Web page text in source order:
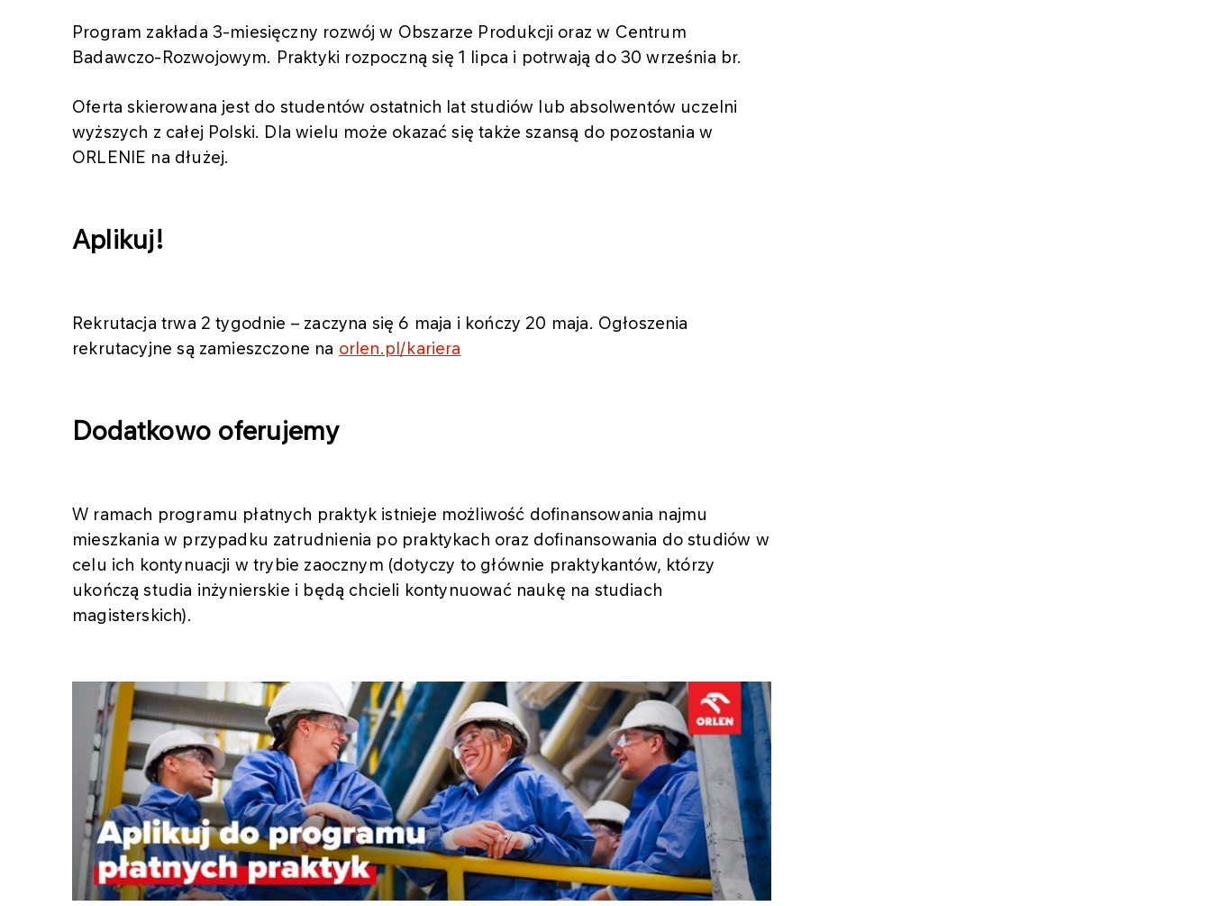
Program zakłada 3-miesięczny rozwój w Obszarze Produkcji oraz w Centrum
Badawczo-Rozwojowym. Praktyki rozpoczną się 1 lipca i potrwają do 30 września br.
Oferta skierowana jest do studentów ostatnich lat studiów lub absolwentów uczelni
wyższych z całej Polski. Dla wielu może okazać się także szansą do pozostania w
ORLENIE na dłużej.
Aplikuj!
Rekrutacja trwa 2 tygodnie – zaczyna się 6 maja i kończy 20 maja. Ogłoszenia
rekrutacyjne są zamieszczone na orlen.pl/kariera
Dodatkowo oferujemy
W ramach programu płatnych praktyk istnieje możliwość dofinansowania najmu
mieszkania w przypadku zatrudnienia po praktykach oraz dofinansowania do studiów w
celu ich kontynuacji w trybie zaocznym (dotyczy to głównie praktykantów, którzy
ukończą studia inżynierskie i będą chcieli kontynuować naukę na studiach
magisterskich).